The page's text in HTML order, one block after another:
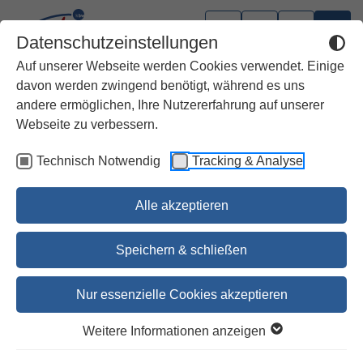
Datenschutzeinstellungen
Auf unserer Webseite werden Cookies verwendet. Einige
davon werden zwingend benötigt, während es uns
andere ermöglichen, Ihre Nutzererfahrung auf unserer
Webseite zu verbessern.
Technisch Notwendig Tracking & Analyse
Alle akzeptieren
Speichern & schließen
Nur essenzielle Cookies akzeptieren
Weitere Informationen anzeigen
Login
Bitte geben Sie Ihre E-Mail Adresse ein um Ihr
Passwort zurückzusetzen.
E-Mail Adresse:
Passwort vergessen? Zurück zur Anmeldung
Registrierung / Aktivierung